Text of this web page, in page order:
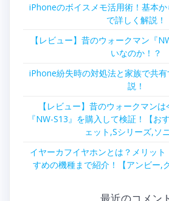
シ
ン
iPhoneのボイスメモ活用術！基本
で詳しく解説！
【レビュー】昔のウォークマン『
いなのか！？
iPhone紛失時の対処法と家族で共
説！
【レビュー】昔のウォークマン
『NW-S13』を購入して検証！【お
ェット,Sシリーズ,ソニ
イヤーカフイヤホンとは？メリッ
すめの機種まで紹介！【アンビー,